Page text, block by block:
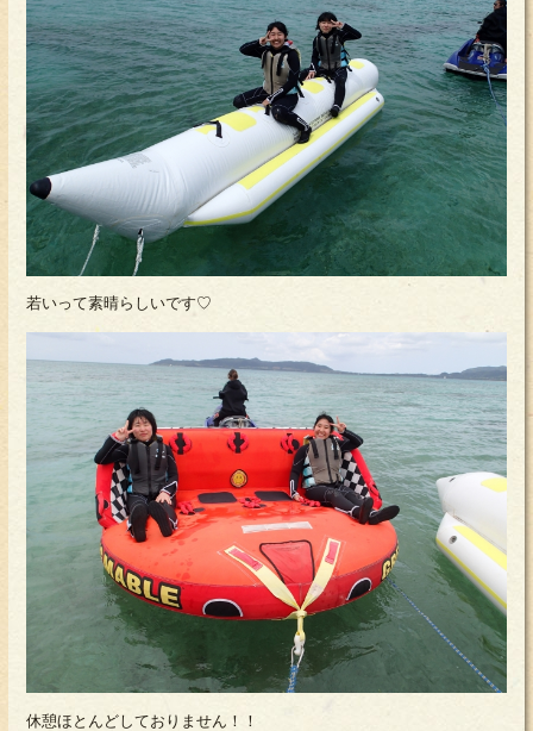
若いって素晴らしいです♡
休憩ほとんどしておりません！！